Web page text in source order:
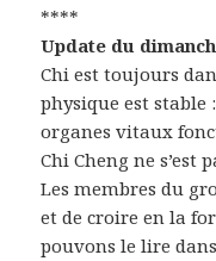
****
Update du
Chi est toujours
physique est stable
organes vitaux
Chi Cheng ne s’est
Les membres du
et de croire en la
pouvons le lire